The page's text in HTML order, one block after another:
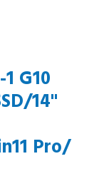
G10
14"
Pro/